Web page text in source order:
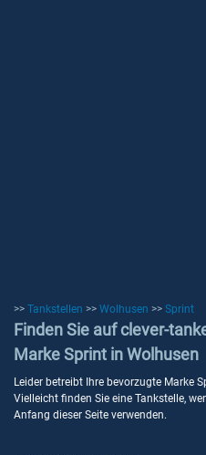
>> Tankstellen >> Wolhusen >> Sprint
Finden Sie auf clever-
Marke Sprint in Wolhusen
Leider betreibt Ihre bevorzugte Marke
Vielleicht finden Sie eine Tankstelle,
Anfang dieser Seite verwenden.